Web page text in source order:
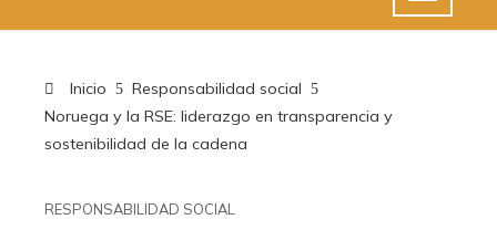
Inicio
Responsabilidad social
Noruega y la RSE: liderazgo en transparencia y
sostenibilidad de la cadena
RESPONSABILIDAD SOCIAL